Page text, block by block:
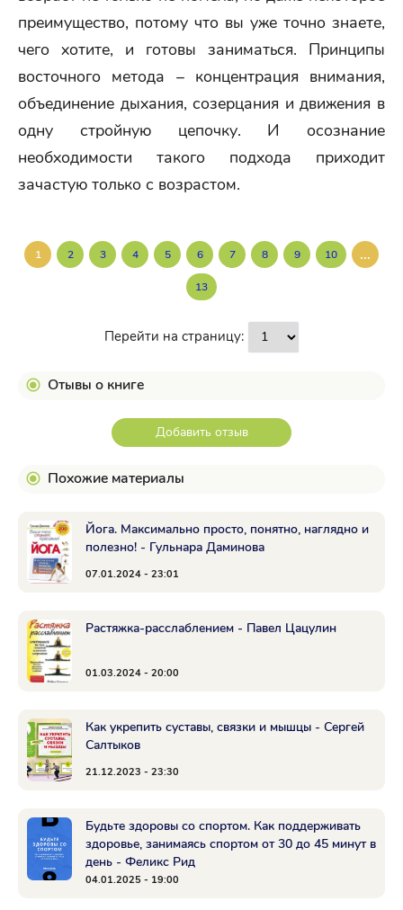
преимущество, потому что вы уже точно знаете,
чего хотите, и готовы заниматься. Принципы
восточного метода – концентрация внимания,
объединение дыхания, созерцания и движения в
одну стройную цепочку. И осознание
необходимости такого подхода приходит
зачастую только с возрастом.
1 2 3 4 5 6 7 8 9 10 ...
13
Перейти на страницу:
Отывы о книге
Добавить отзыв
Похожие материалы
Йога. Максимально просто, понятно, наглядно и
полезно! - Гульнара Даминова
07.01.2024 - 23:01
Растяжка-расслаблением - Павел Цацулин
01.03.2024 - 20:00
Как укрепить суставы, связки и мышцы - Сергей
Салтыков
21.12.2023 - 23:30
Будьте здоровы со спортом. Как поддерживать
здоровье, занимаясь спортом от 30 до 45 минут в
день - Феликс Рид
04.01.2025 - 19:00